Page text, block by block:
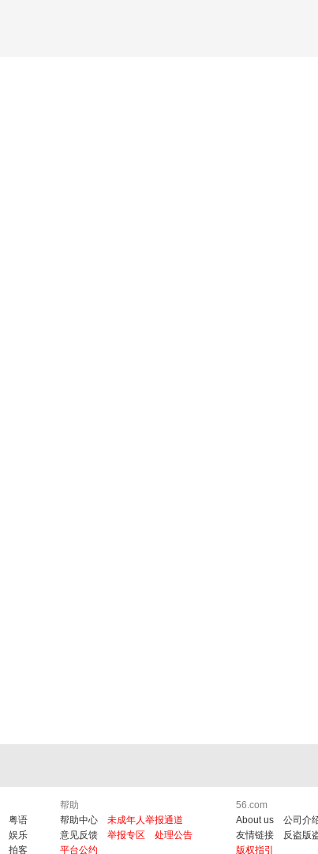
粤语
娱乐
拍客
帮助
帮助中心
未成年人举报通道
意见反馈
举报专区
处理公告
平台公约
56.com
About us
公司介
友情链接
反盗版
版权指引